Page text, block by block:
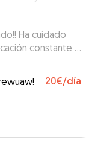
Ha cuidado
constante y
cómo estaba.
sabiendo que
y ella ha
seguro!! ☺️
20€/día